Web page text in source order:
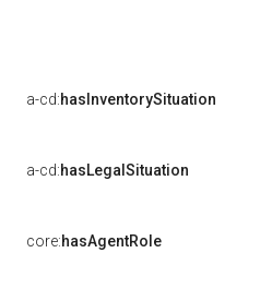
a-cd:hasInventorySituation
a-cd:hasLegalSituation
core:hasAgentRole